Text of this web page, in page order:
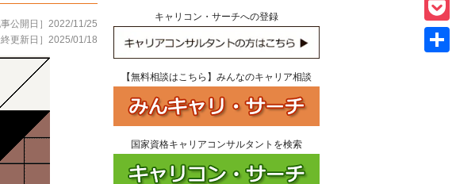
事公開日］2022/11/25
終更新日］2025/01/18
キャリコン・サーチへの登録
【無料相談はこちら】みんなのキャリア相談
国家資格キャリアコンサルタントを検索